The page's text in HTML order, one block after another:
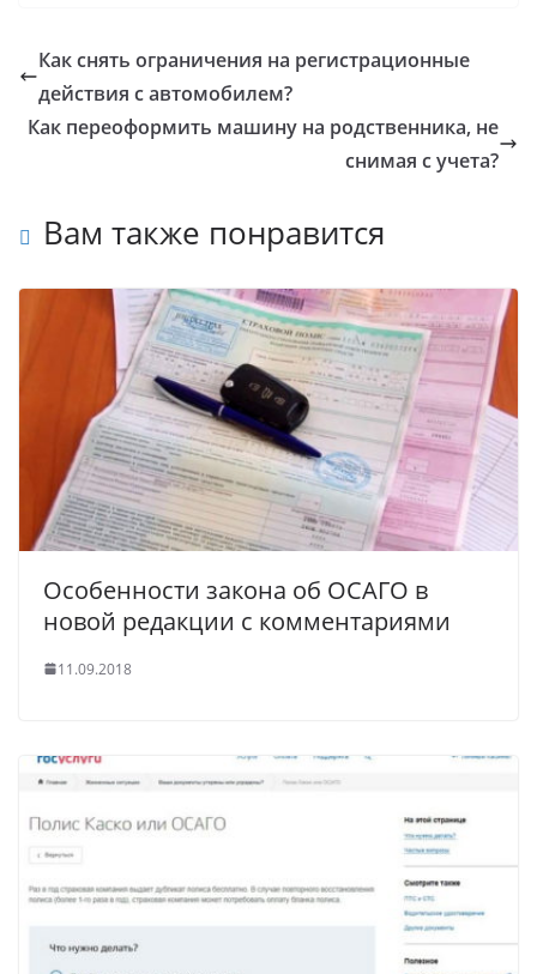
Как снять ограничения на регистрационные
действия с автомобилем?
Как переоформить машину на родственника, не
снимая с учета?
Вам также понравится
Особенности закона об ОСАГО в
новой редакции с комментариями
11.09.2018